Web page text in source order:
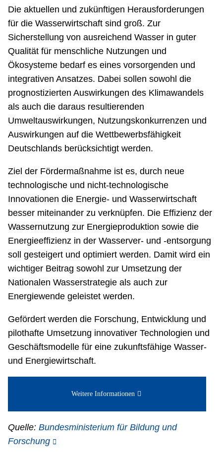
Die aktuellen und zukünftigen Herausforderungen
für die Wasserwirtschaft sind groß. Zur
Sicherstellung von aus­reichend Wasser in guter
Qualität für menschliche Nutzungen und
Ökosysteme bedarf es eines vorsorgenden und
integrativen Ansatzes. Dabei sollen sowohl die
prognostizierten Auswirkungen des Klimawandels
als auch die daraus resultierenden
Umweltauswirkungen, Nutzungskonkurrenzen und
Auswirkungen auf die Wettbewerbsfähigkeit
Deutschlands berücksichtigt werden.
Ziel der Fördermaßnahme ist es, durch neue
technologische und nicht-technologische
Innovationen die Energie- und Wasserwirtschaft
besser miteinander zu verknüpfen. Die Effizienz der
Wassernutzung zur Energieproduktion sowie die
Energieeffizienz in der Wasserver- und -entsorgung
soll gesteigert und optimiert werden. Damit wird ein
wichtiger Beitrag sowohl zur Umsetzung der
Nationalen Wasserstrategie als auch zur
Energiewende geleistet werden.
Gefördert werden die Forschung, Entwicklung und
pilothafte Umsetzung innovativer Technologien und
Geschäftsmodelle für eine zukunftsfähige Wasser-
und Energiewirtschaft.
Weitere Informationen
Quelle: Bundesministerium für Bildung und
Forschung